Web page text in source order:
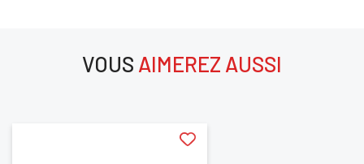
VOUS AIMEREZ AUSSI